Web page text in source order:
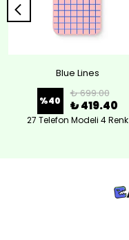
Blue Lines
%40
₺ 699.00
₺ 419.40
27 Telefon Modeli 4 Renk